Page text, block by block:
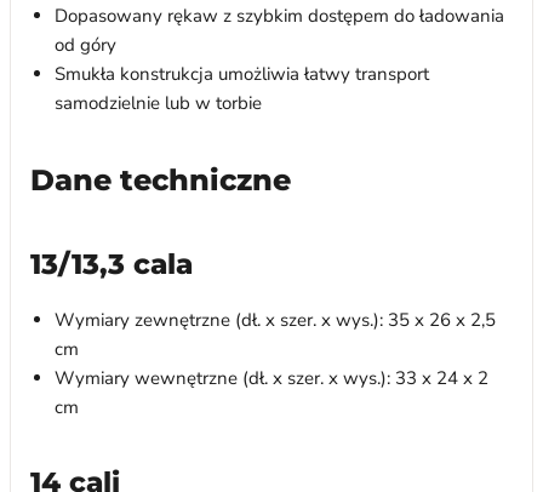
Dopasowany rękaw z szybkim dostępem do ładowania
od góry
Smukła konstrukcja umożliwia łatwy transport
samodzielnie lub w torbie
Dane techniczne
13/13,3 cala
Wymiary zewnętrzne (dł. x szer. x wys.): 35 x 26 x 2,5
cm
Wymiary wewnętrzne (dł. x szer. x wys.): 33 x 24 x 2
cm
14 cali